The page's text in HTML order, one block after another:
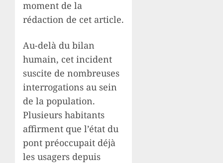
moment de la
rédaction de cet article.
Au-delà du bilan
humain, cet incident
suscite de nombreuses
interrogations au sein
de la population.
Plusieurs habitants
affirment que l’état du
pont préoccupait déjà
les usagers depuis